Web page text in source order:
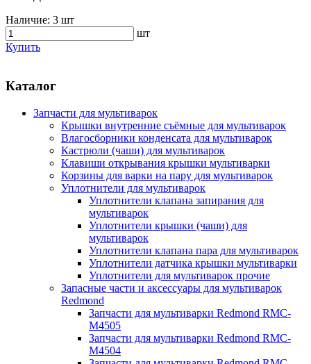
Наличие: 3 шт
шт
Купить
Каталог
Запчасти для мультиварок
Крышки внутренние съёмные для мультиварок
Влагосборники конденсата для мультиварок
Кастрюли (чаши) для мультиварок
Клавиши открывания крышки мультиварки
Корзины для варки на пару для мультиварок
Уплотнители для мультиварок
Уплотнители клапана запирания для
мультиварок
Уплотнители крышки (чаши) для
мультиварок
Уплотнители клапана пара для мультиварок
Уплотнители датчика крышки мультиварки
Уплотнители для мультиварок прочие
Запасные части и аксессуары для мультиварок
Redmond
Запчасти для мультиварки Redmond RMC-
M4505
Запчасти для мультиварки Redmond RMC-
M4504